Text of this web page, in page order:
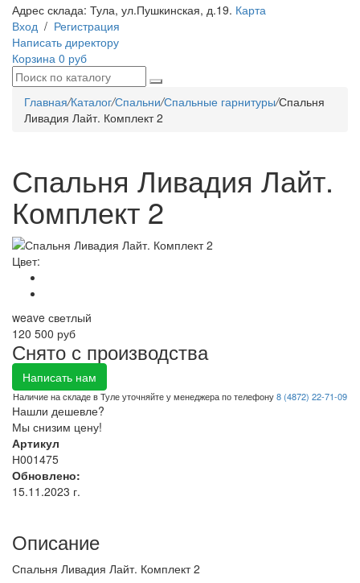
Адрес склада: Тула, ул.Пушкинская, д.19. Карта
Вход / Регистрация
Написать директору
Корзина 0 руб
Главная/Каталог/Спальни/Спальные гарнитуры/Спальня
Ливадия Лайт. Комплект 2
Спальня Ливадия Лайт.
Комплект 2
Цвет:
weave светлый
120 500 руб
Снято с производства
Написать нам
Наличие на складе в Туле уточняйте у менеджера по телефону8 (4872) 22-71-09
Нашли дешевле?
Мы снизим цену!
Артикул
Н001475
Обновлено:
15.11.2023 г.
Описание
Спальня Ливадия Лайт. Комплект 2